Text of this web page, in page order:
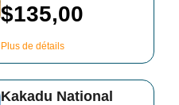
$135,00
Plus de détails
Kakadu National